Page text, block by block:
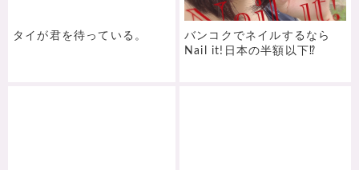
タイが君を待っている。
バンコクでネイルするなら
Nail it!日本の半額以下⁉︎